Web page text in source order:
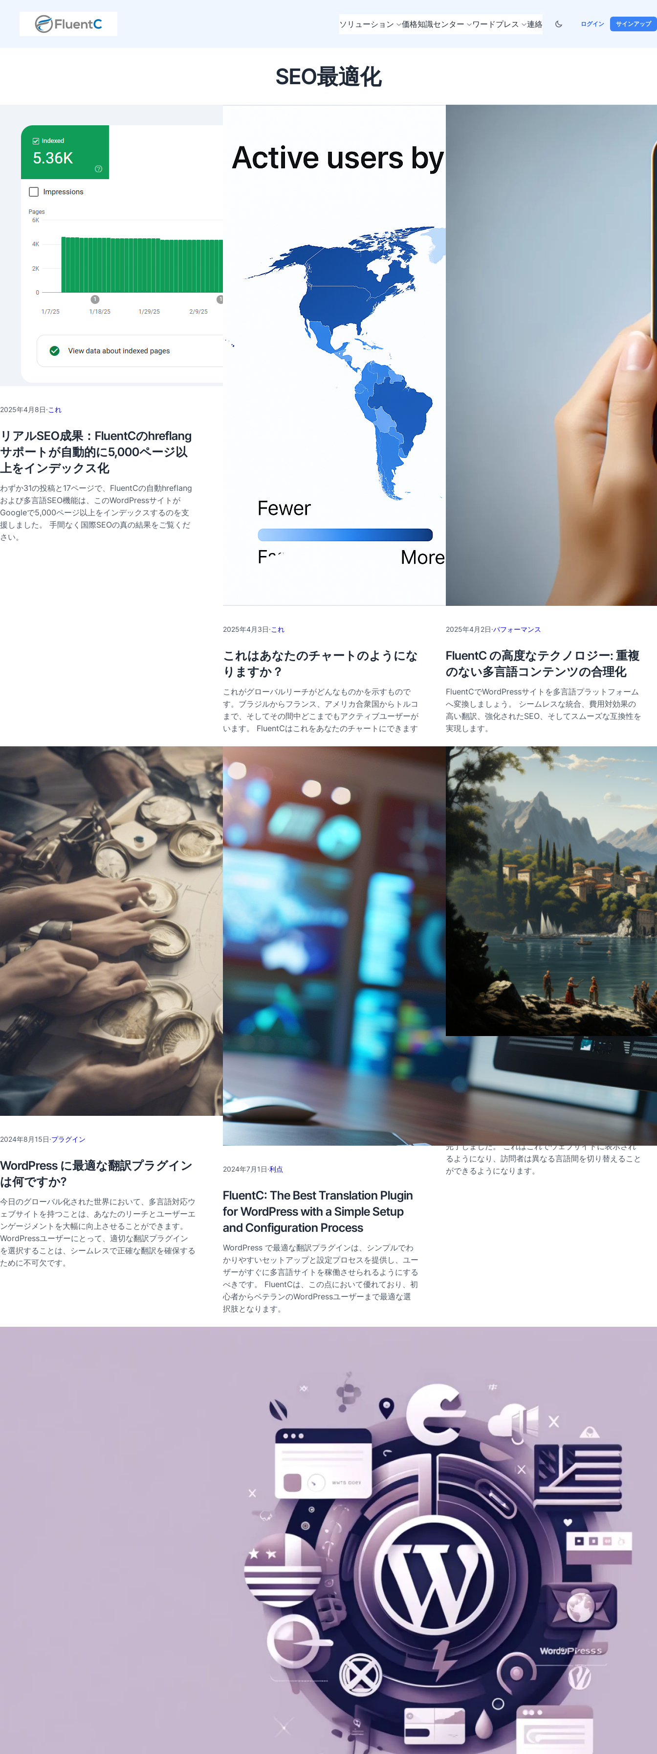
ソリューション 価格知識センター ワードプレス 連絡 ログイン サインアップ
SEO最適化
2025年4月8日·これ
リアルSEO成果：FluentCのhreflang
サポートが自動的に5,000ページ以
上をインデックス化
わずか31の投稿と17ページで、FluentCの自動hreflang
および多言語SEO機能は、このWordPressサイトが
Googleで5,000ページ以上をインデックスするのを支
援しました。 手間なく国際SEOの真の結果をご覧くだ
さい。
2025年4月3日·これ
これはあなたのチャートのようにな
りますか？
これがグローバルリーチがどんなものかを示すもので
す。ブラジルからフランス、アメリカ合衆国からトルコ
まで、そしてその間中どこまでもアクティブユーザーが
います。 FluentCはこれをあなたのチャートにできます
2025年4月2日·パフォーマンス
FluentC の高度なテクノロジー: 重複
のない多言語コンテンツの合理化
FluentCでWordPressサイトを多言語プラットフォーム
へ変換しましょう。 シームレスな統合、費用対効果の
高い翻訳、強化されたSEO、そしてスムーズな互換性を
実現します。
2024年8月15日·プラグイン
WordPress に最適な翻訳プラグイン
は何ですか?
今日のグローバル化された世界において、多言語対応ウ
ェブサイトを持つことは、あなたのリーチとユーザーエ
ンゲージメントを大幅に向上させることができます。
WordPressユーザーにとって、適切な翻訳プラグイン
を選択することは、シームレスで正確な翻訳を確保する
ために不可欠です。
2024年7月1日·利点
FluentC: The Best Translation Plugin
for WordPress with a Simple Setup
and Configuration Process
WordPress で最適な翻訳プラグインは、シンプルでわ
かりやすいセットアップと設定プロセスを提供し、ユー
ザーがすぐに多言語サイトを稼働させられるようにする
べきです。 FluentCは、この点において優れており、初
心者からベテランのWordPressユーザーまで最適な選
択肢となります。
2024年6月12日
FluentC WordPress 翻訳プラグイン
の設定方法
クイックセットアップガイド これでおしまいです！
FluentC WordPressプラグインのインストールと設定が
完了しました。 これはこれでウェブサイトに表示され
るようになり、訪問者は異なる言語間を切り替えること
ができるようになります。